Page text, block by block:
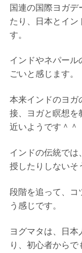
国連の国際ヨガデ
たり、日本とイン
す。
インドやネパール
ごいと感じます。
本来インドのヨガ
接、ヨガと瞑想を
近いようです＾＾
インドの伝統では
授したりしないそ
段階を追って、コ
う感じです。
ヨグマタは、日本
り、初心者からで